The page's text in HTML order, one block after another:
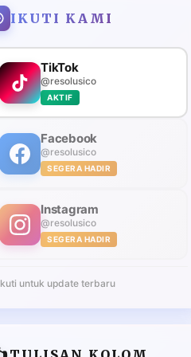
IKUTI KAMI
TikTok
@resolusico
AKTIF
Facebook
@resolusico
SEGERA HADIR
Instagram
@resolusico
SEGERA HADIR
untuk update terbaru